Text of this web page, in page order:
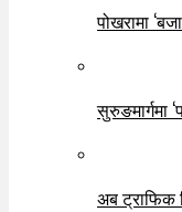
पोखरामा
सुरुङमार्गमा
अब ट्राफिक